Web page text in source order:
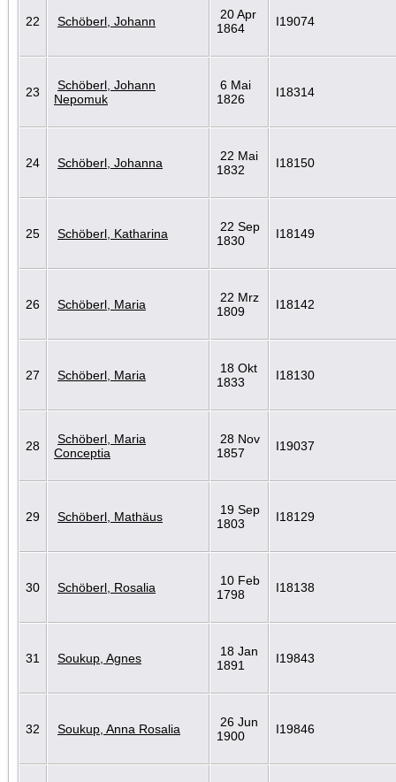
22 Schöberl, Johann
20 Apr
1864
I19074
23
Schöberl, Johann
Nepomuk
6 Mai
1826
I18314
24 Schöberl, Johanna
22 Mai
1832
I18150
25 Schöberl, Katharina
22 Sep
1830
I18149
26 Schöberl, Maria
22 Mrz
1809
I18142
27 Schöberl, Maria
18 Okt
1833
I18130
28
Schöberl, Maria
Conceptia
28 Nov
1857
I19037
29 Schöberl, Mathäus
19 Sep
1803
I18129
30 Schöberl, Rosalia
10 Feb
1798
I18138
31 Soukup, Agnes
18 Jan
1891
I19843
32 Soukup, Anna Rosalia
26 Jun
1900
I19846